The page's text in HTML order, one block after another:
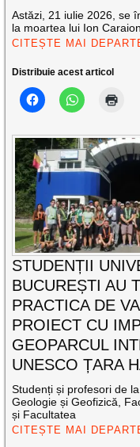
Astăzi, 21 iulie 2026, se
la moartea lui Ion Caraion
CITEȘTE MAI
Distribuie acest articol
STUDENȚII
BUCUREȘTI AU
PRACTICA DE
PROIECT CU
GEOPARCUL
UNESCO ȚARA
Studenți și profesori de
Geologie și Geofizică,
și Facultatea
CITEȘTE MAI